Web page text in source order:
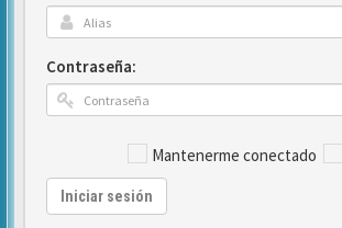
Contraseña:
Mantenerme conectado
Iniciar sesión